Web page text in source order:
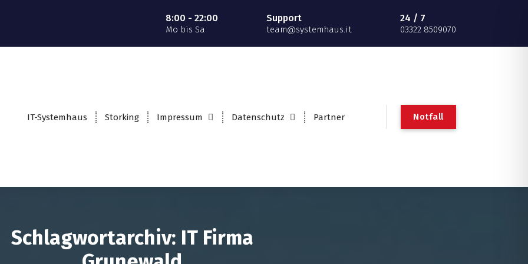
8:00 - 22:00
Mo bis Sa
Support
team@systemhaus.it
24 / 7
03322 8509070
IT-Systemhaus Storking Impressum Datenschutz Partner Notfall
Schlagwortarchiv: IT Firma